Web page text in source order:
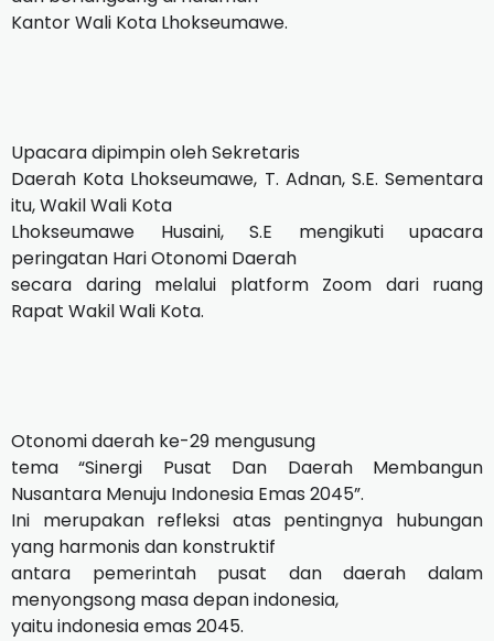
Kantor Wali Kota Lhokseumawe.
Upacara dipimpin oleh Sekretaris
Daerah Kota Lhokseumawe, T. Adnan, S.E. Sementara
itu, Wakil Wali Kota
Lhokseumawe Husaini, S.E mengikuti upacara
peringatan Hari Otonomi Daerah
secara daring melalui platform Zoom dari ruang
Rapat Wakil Wali Kota.
Otonomi daerah ke-29 mengusung
tema “Sinergi Pusat Dan Daerah Membangun
Nusantara Menuju Indonesia Emas 2045”.
Ini merupakan refleksi atas pentingnya hubungan
yang harmonis dan konstruktif
antara pemerintah pusat dan daerah dalam
menyongsong masa depan indonesia,
yaitu indonesia emas 2045.